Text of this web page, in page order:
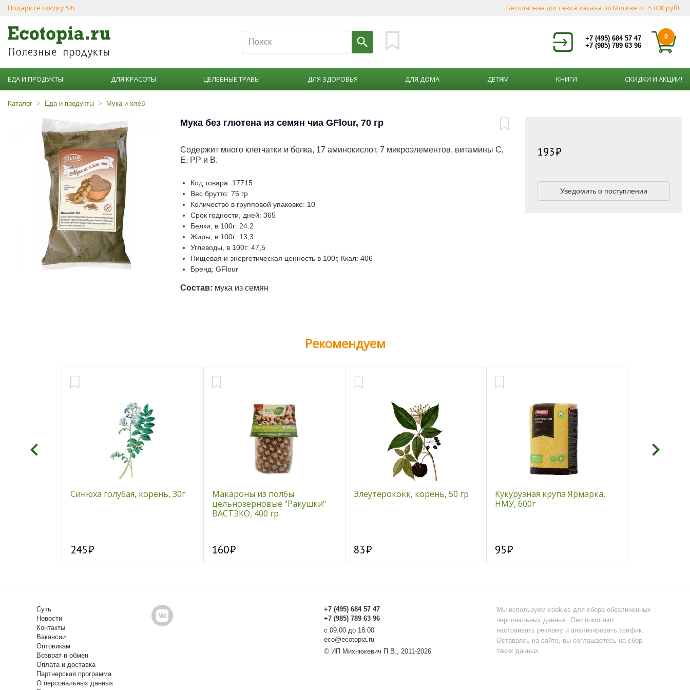
Подарите скидку 5% Бесплатная доставка заказа по Москве от 5 000 руб!
+7 (495) 684 57 47
+7 (985) 789 63 96
0
ЕДА И ПРОДУКТЫ ДЛЯ КРАСОТЫ ЦЕЛЕБНЫЕ ТРАВЫ ДЛЯ ЗДОРОВЬЯ ДЛЯ ДОМА ДЕТЯМ КНИГИ СКИДКИ И АКЦИИ!
Каталог Еда и продукты Мука и хлеб
Мука без глютена из семян чиа GFlour, 70 гр
Содержит много клетчатки и белка, 17 аминокислот, 7 микроэлементов, витамины С,
Е, РР и В.
Код товара: 17715
Вес брутто: 75 гр
Количество в групповой упаковке: 10
Срок годности, дней: 365
Белки, в 100г: 24.2
Жиры, в 100г: 13,3
Углеводы, в 100г: 47,5
Пищевая и энергетическая ценность в 100г, Ккал: 406
Бренд: GFlour
Состав: мука из семян
193
Уведомить о поступлении
Рекомендуем
Синюха голубая, корень, 30г
245
Макароны из полбы
цельнозерновые "Ракушки"
ВАСТЭКО, 400 гр
160
Элеутерококк, корень, 50 гр
83
Кукурузная крупа Ярмарка,
НМУ, 600г
95
Суть
Новости
Контакты
Вакансии
Оптовикам
Возврат и обмен
Оплата и доставка
Партнерская программа
О персональных данных
+7 (495) 684 57 47
+7 (985) 789 63 96
с 09:00 до 18:00
eco@ecotopia.ru
© ИП Михнюкевич П.В., 2011-2026
Мы используем cookies для сбора обезличенных
персональных данных. Они помогают
настраивать рекламу и анализировать трафик.
Оставаясь на сайте, вы соглашаетесь на сбор
таких данных.